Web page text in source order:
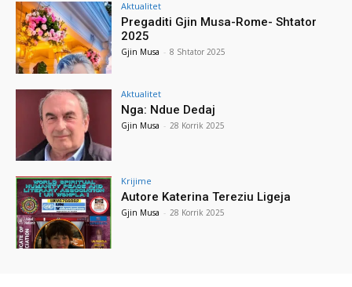
Aktualitet
Pregaditi Gjin Musa-Rome- Shtator
2025
Gjin Musa - 8 Shtator 2025
Aktualitet
Nga: Ndue Dedaj
Gjin Musa - 28 Korrik 2025
Krijime
Autore Katerina Tereziu Ligeja
Gjin Musa - 28 Korrik 2025